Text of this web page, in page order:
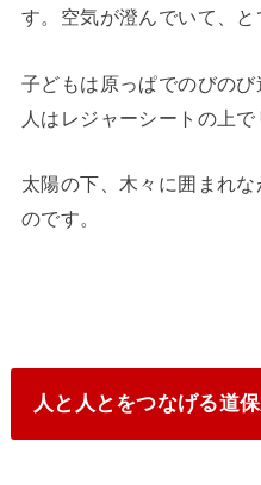
す。空気が澄んでいて、と
子どもは原っぱでのびの
人はレジャーシートの上で
太陽の下、木々に囲まれ
のです。
人と人とをつなげる道